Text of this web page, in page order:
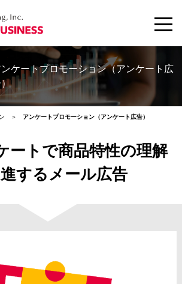
ンケートプロモーション（アンケート広
アンケートプロモーション（アンケート広告）
ートで商品特性の理解
するメール広告